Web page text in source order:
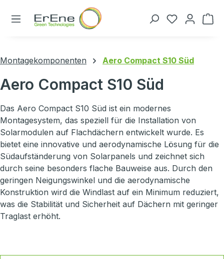
Zum Hauptinhalt springen
Du hast 0
Montagekomponenten Aero Compact S10 Süd
Aero Compact S10 Süd
Das Aero Compact S10 Süd ist ein modernes
Montagesystem, das speziell für die Installation von
Solarmodulen auf Flachdächern entwickelt wurde. Es
bietet eine innovative und aerodynamische Lösung für die
Südaufständerung von Solarpanels und zeichnet sich
durch seine besonders flache Bauweise aus. Durch den
geringen Neigungswinkel und die aerodynamische
Konstruktion wird die Windlast auf ein Minimum reduziert,
was die Stabilität und Sicherheit auf Dächern mit geringer
Traglast erhöht.